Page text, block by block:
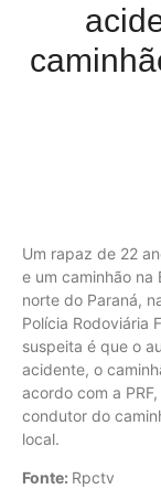
Um rapaz de 22
e um caminhão na
norte do Paraná,
Polícia Rodoviária
suspeita é que o
acidente, o
acordo com a
condutor do
local.
Fonte: Rpctv